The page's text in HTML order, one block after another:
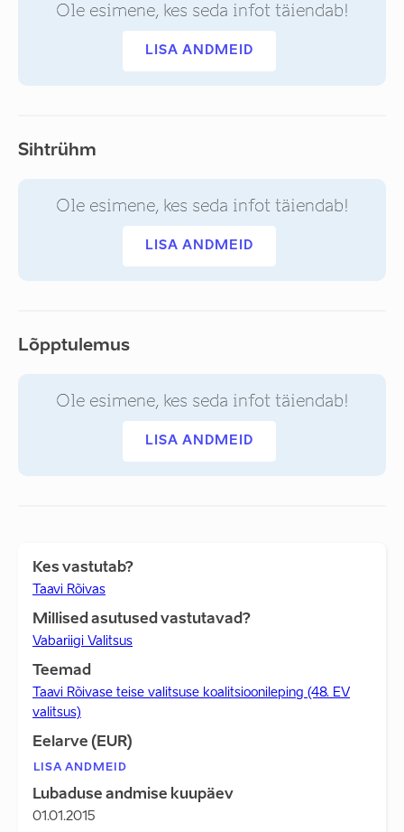
Ole esimene, kes seda infot täiendab!
LISA ANDMEID
Sihtrühm
Ole esimene, kes seda infot täiendab!
LISA ANDMEID
Lõpptulemus
Ole esimene, kes seda infot täiendab!
LISA ANDMEID
Kes vastutab?
Taavi Rõivas
Millised asutused vastutavad?
Vabariigi Valitsus
Teemad
Taavi Rõivase teise valitsuse koalitsioonileping (48. EV
valitsus)
Eelarve (EUR)
LISA ANDMEID
Lubaduse andmise kuupäev
01.01.2015